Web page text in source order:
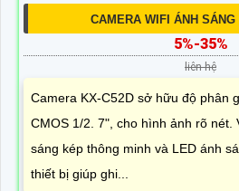
CAMERA WIFI ÁNH SÁNG
5%-35%
liên hệ
Camera KX-C52D sở hữu độ phân
CMOS 1/2. 7", cho hình ảnh rõ nét.
sáng kép thông minh và LED ánh
thiết bị giúp ghi...